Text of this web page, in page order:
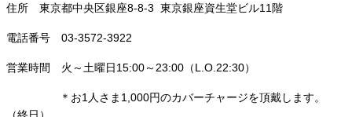
住所 東京都中央区銀座8-8-3 東京銀座資生堂ビル11階
電話番号 03-3572-3922
営業時間 火～土曜日15:00～23:00（L.O.22:30）
＊お1人さま1,000円のカバーチャージを頂戴します。
（終日）